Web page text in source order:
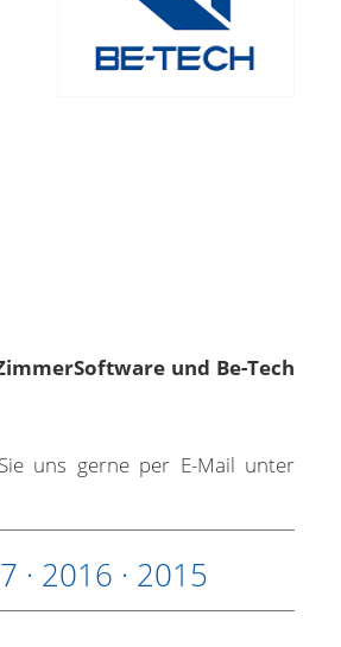
und Be-Tech
uns gerne per E-Mail unter
· 2016 · 2015